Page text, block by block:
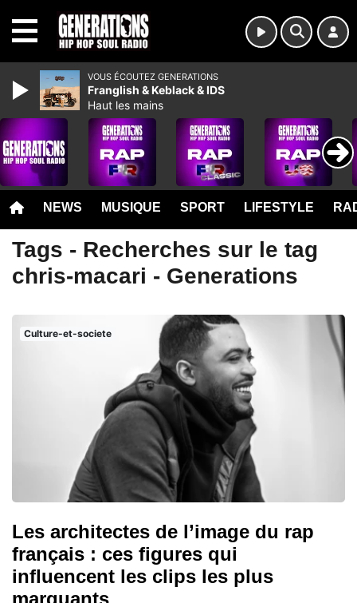
NEWS MUSIQUE SPORT LIFESTYLE
Tags - Recherches sur le tag
chris-macari - Generations
Culture-et-societe
Les architectes de l’image du rap
français : ces figures qui
influencent les clips les plus
VOUS ÉCOUTEZ GENERATIONS
Franglish & Keblack & IDS
Haut les mains